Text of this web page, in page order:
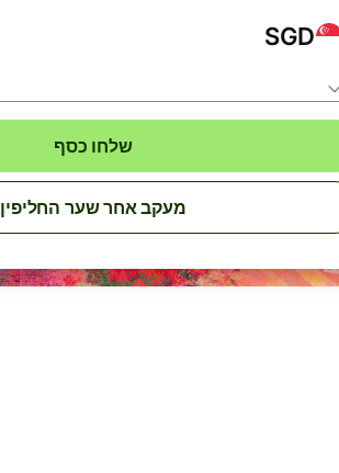
SGD
שלחו כסף
מעקב אחר שער החליפין